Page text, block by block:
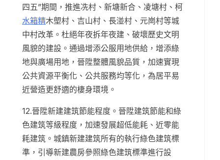
四五”期間，推進冼村、新塘新合、凌塘村、柯
水箱精木塱村、吉山村、長湴村、元崗村等城
中村改革。杜絕年夜拆年夜建、破壞歷史文明
風貌的建設。通過增添公服用地供給，增添綠
地與廣場用地，晉陞整體風貌品質，加速實現
公共資源平衡化、公共服務均等化，為居平易
近營造更舒適的棲身環境。
12.晉陞新建建筑節能程度。晉陞建筑節能和綠
色建筑等級程度，加速發展超低能耗、近零能
耗建筑。城鎮新建建筑所有的執行綠色建筑標
準，引導新建農房參照綠色建筑標準進行設